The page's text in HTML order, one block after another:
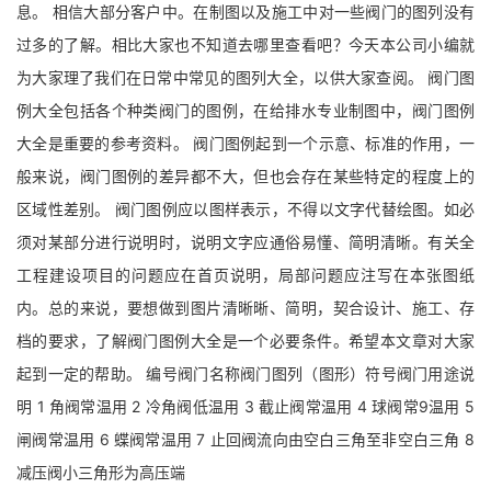
息。 相信大部分客户中。在制图以及施工中对一些阀门的图列没有
过多的了解。相比大家也不知道去哪里查看吧？今天本公司小编就
为大家理了我们在日常中常见的图列大全，以供大家查阅。 阀门图
例大全包括各个种类阀门的图例，在给排水专业制图中，阀门图例
大全是重要的参考资料。 阀门图例起到一个示意、标准的作用，一
般来说，阀门图例的差异都不大，但也会存在某些特定的程度上的
区域性差别。 阀门图例应以图样表示，不得以文字代替绘图。如必
须对某部分进行说明时，说明文字应通俗易懂、简明清晰。有关全
工程建设项目的问题应在首页说明，局部问题应注写在本张图纸
内。总的来说，要想做到图片清晰晰、简明，契合设计、施工、存
档的要求，了解阀门图例大全是一个必要条件。希望本文章对大家
起到一定的帮助。 编号阀门名称阀门图列（图形）符号阀门用途说
明 1 角阀常温用 2 冷角阀低温用 3 截止阀常温用 4 球阀常9温用 5
闸阀常温用 6 蝶阀常温用 7 止回阀流向由空白三角至非空白三角 8
减压阀小三角形为高压端